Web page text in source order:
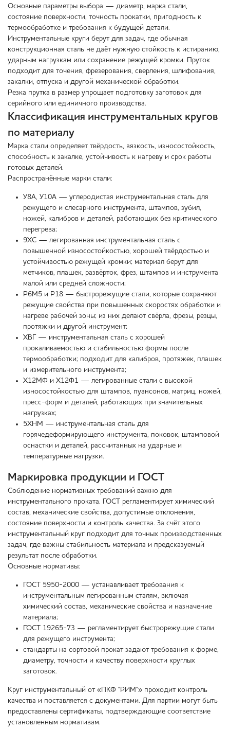
Основные параметры выбора — диаметр, марка стали,
состояние поверхности, точность прокатки, пригодность к
термообработке и требования к будущей детали.
Инструментальные круги берут для задач, где обычная
конструкционная сталь не даёт нужную стойкость к истиранию,
ударным нагрузкам или сохранение режущей кромки. Пруток
подходит для точения, фрезерования, сверления, шлифования,
закалки, отпуска и другой механической обработки.
Резка прутка в размер упрощает подготовку заготовок для
серийного или единичного производства.
Классификация инструментальных кругов
по материалу
Марка стали определяет твёрдость, вязкость, износостойкость,
способность к закалке, устойчивость к нагреву и срок работы
готовых деталей.
Распространённые марки стали:
У8А, У10А — углеродистая инструментальная сталь для
режущего и слесарного инструмента, штампов, зубил,
ножей, калибров и деталей, работающих без критического
перегрева;
9ХС — легированная инструментальная сталь с
повышенной износостойкостью, хорошей твёрдостью и
устойчивостью режущей кромки; материал берут для
метчиков, плашек, развёрток, фрез, штампов и инструмента
малой или средней сложности;
Р6М5 и Р18 — быстрорежущие стали, которые сохраняют
режущие свойства при повышенных скоростях обработки и
нагреве рабочей зоны; из них делают свёрла, фрезы, резцы,
протяжки и другой инструмент;
ХВГ — инструментальная сталь с хорошей
прокаливаемостью и стабильностью формы после
термообработки; подходит для калибров, протяжек, плашек
и измерительного инструмента;
Х12МФ и Х12Ф1 — легированные стали с высокой
износостойкостью для штампов, пуансонов, матриц, ножей,
пресс-форм и деталей, работающих при значительных
нагрузках;
5ХНМ — инструментальная сталь для
горячедеформирующего инструмента, поковок, штамповой
оснастки и деталей, рассчитанных на ударные и
температурные нагрузки.
Маркировка продукции и ГОСТ
Соблюдение нормативных требований важно для
инструментального проката. ГОСТ регламентирует химический
состав, механические свойства, допустимые отклонения,
состояние поверхности и контроль качества. За счёт этого
инструментальный круг подходит для точных производственных
задач, где важны стабильность материала и предсказуемый
результат после обработки.
Основные нормативы:
ГОСТ 5950-2000 — устанавливает требования к
инструментальным легированным сталям, включая
химический состав, механические свойства и назначение
материала;
ГОСТ 19265-73 — регламентирует быстрорежущие стали
для режущего инструмента;
стандарты на сортовой прокат задают требования к форме,
диаметру, точности и качеству поверхности круглых
заготовок.
Круг инструментальный от «ПКФ "РИМ"» проходит контроль
качества и поставляется с документами. Для партии могут быть
предоставлены сертификаты, подтверждающие соответствие
установленным нормативам.